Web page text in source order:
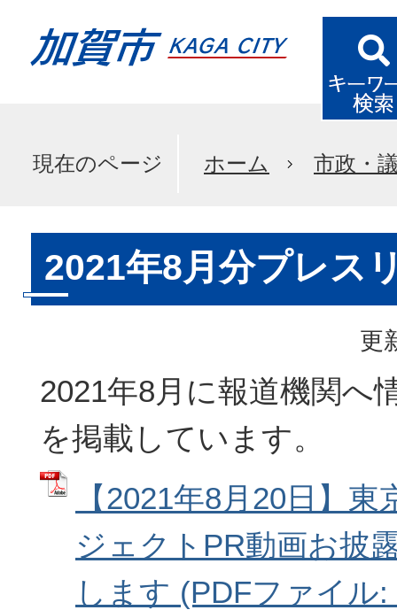
現在のページ ホーム 市政・
2021年8月分プレス
更
2021年8月に報道機関へ
を掲載しています。
【2021年8月20日】
ジェクトPR動画お披
します (PDFファイル: